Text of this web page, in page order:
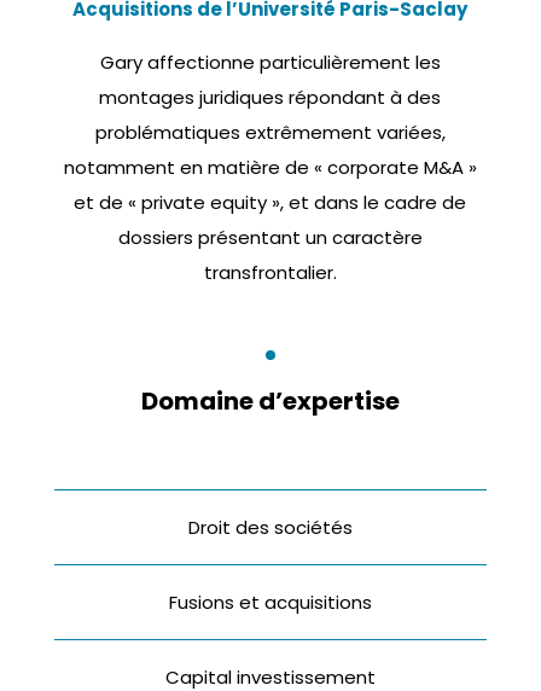
Acquisitions de l’Université Paris-Saclay
Gary affectionne particulièrement les
montages juridiques répondant à des
problématiques extrêmement variées,
notamment en matière de « corporate M&A »
et de « private equity », et dans le cadre de
dossiers présentant un caractère
transfrontalier.
Domaine d’expertise
Droit des sociétés
Fusions et acquisitions
Capital investissement